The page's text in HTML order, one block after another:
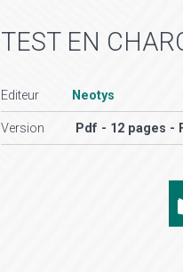
TEST EN
Editeur Neotys
Version Pdf - 12 pages -